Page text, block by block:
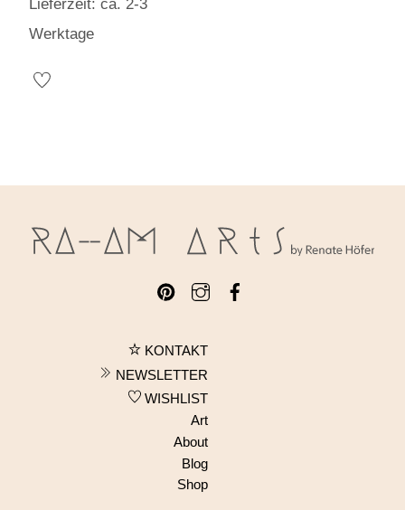
Lieferzeit: ca. 2-3
Werktage
KONTAKT
NEWSLETTER
WISHLIST
Art
About
Blog
Shop